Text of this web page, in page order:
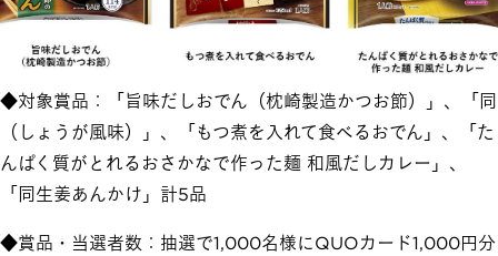
◆対象賞品：「旨味だしおでん（枕崎製造かつお節）」、「同
（しょうが風味）」、「もつ煮を入れて食べるおでん」、「た
んぱく質がとれるおさかなで作った麺 和風だしカレー」、
「同生姜あんかけ」計5品
◆賞品・当選者数：抽選で1,000名様にQUOカード1,000円分